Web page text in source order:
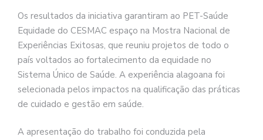
Os resultados da iniciativa garantiram ao PET-Saúde
Equidade do CESMAC espaço na Mostra Nacional de
Experiências Exitosas, que reuniu projetos de todo o
país voltados ao fortalecimento da equidade no
Sistema Único de Saúde. A experiência alagoana foi
selecionada pelos impactos na qualificação das práticas
de cuidado e gestão em saúde.
A apresentação do trabalho foi conduzida pela